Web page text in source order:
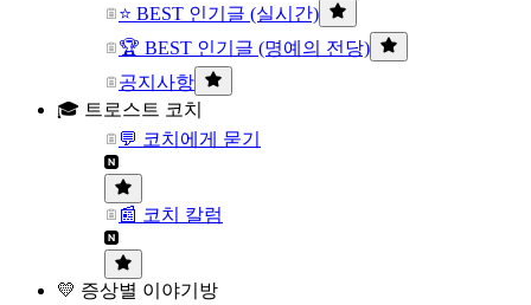
⭐ BEST 인기글 (실시간)
🏆 BEST 인기글 (명예의 전당)
공지사항
🎓 트로스트 코치
💬 코치에게 묻기
📰 코치 칼럼
💛 증상별 이야기방